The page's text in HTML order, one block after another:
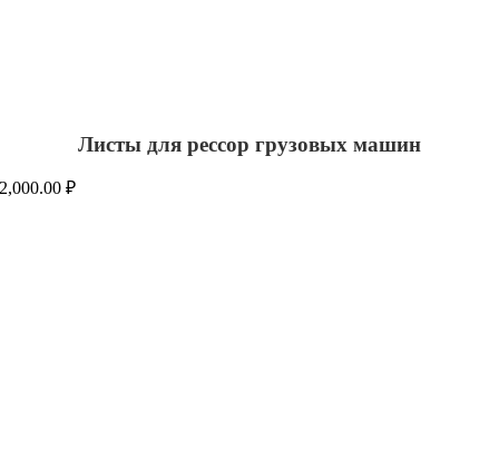
Листы для рессор грузовых машин
2,000.00₽